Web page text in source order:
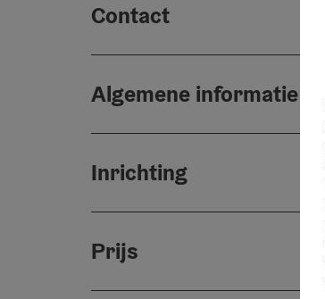
Contact
Algemene informatie
Inrichting
Prijs